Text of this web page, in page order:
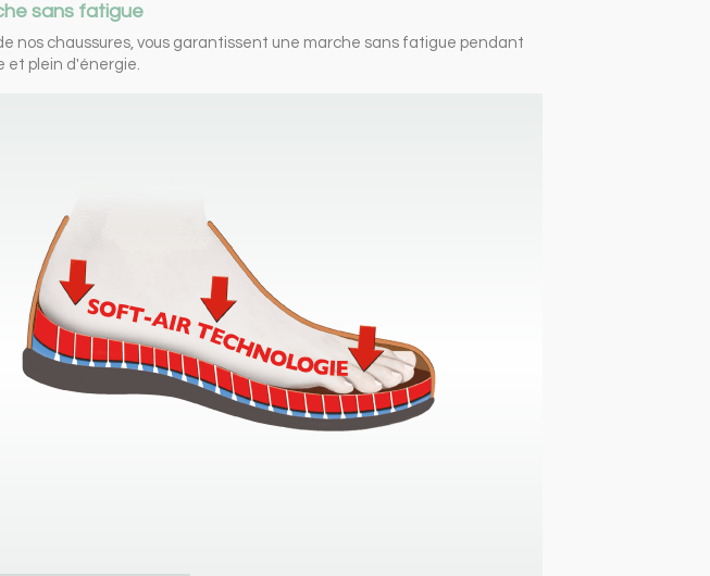
sans fatigue
nos chaussures, vous garantissent une marche sans fatigue pendant
et plein d'énergie.